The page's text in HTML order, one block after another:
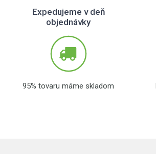
Expedujeme v deň
objednávky
95% tovaru máme skladom